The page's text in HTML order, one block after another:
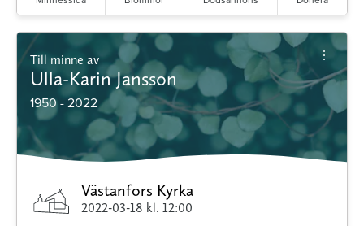
Till minne av
Ulla-Karin Jansson
1950 - 2022
Västanfors Kyrka
2022-03-18 kl. 12:00